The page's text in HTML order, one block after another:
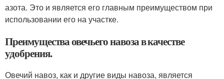
азота. Это и является его главным преимуществом при
использовании его на участке.
Преимущества овечьего навоза в качестве
удобрения.
Овечий навоз, как и другие виды навоза, является